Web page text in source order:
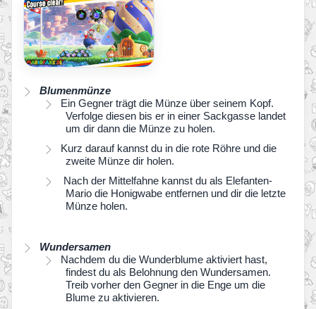
Blumenmünze
Ein Gegner trägt die Münze über seinem Kopf.
Verfolge diesen bis er in einer Sackgasse landet
um dir dann die Münze zu holen.
Kurz darauf kannst du in die rote Röhre und die
zweite Münze dir holen.
Nach der Mittelfahne kannst du als Elefanten-
Mario die Honigwabe entfernen und dir die letzte
Münze holen.
Wundersamen
Nachdem du die Wunderblume aktiviert hast,
findest du als Belohnung den Wundersamen.
Treib vorher den Gegner in die Enge um die
Blume zu aktivieren.